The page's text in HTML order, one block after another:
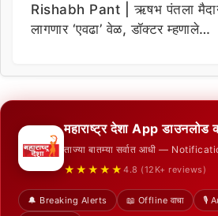
Rishabh Pant | ऋषभ पंतला
लागणार ‘एवढा’ वेळ, डॉक्टर म्हणाले…
महाराष्ट्र देशा App डाउनलोड
ताज्या बातम्या सर्वात आधी —
★★★★★ 4.8 (12K+ reviews)
🔔 Breaking Alerts 📖 Offline वाचा
🎙️